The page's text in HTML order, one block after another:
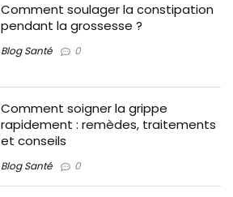
Comment soulager la constipation
pendant la grossesse ?
Blog Santé 0
Comment soigner la grippe
rapidement : remèdes, traitements
et conseils
Blog Santé 0